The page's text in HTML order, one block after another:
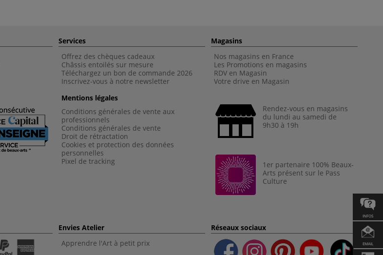
INFOS
EMAIL
Services
Offrez des chèques cadeaux
Châssis entoilés sur mesure
Téléchargez un bon de commande 2026
Inscrivez-vous à notre newsletter
Mentions légales
Conditions générales de vente aux
professionnels
Conditions générales de vente
Droit de rétractation
Cookies et protection des données
personnelles
Pixel de tracking
Magasins
Nos magasins en France
Les Promotions en magasins
RDV en Magasin
Votre drive en Magasin
Rendez-vous en magasins
du lundi au samedi de
9h30 à 19h
1er partenaire 100% Beaux-
Arts présent sur le Pass
Culture
Envies Atelier
Apprendre l'Art à petit prix
Réseaux sociaux